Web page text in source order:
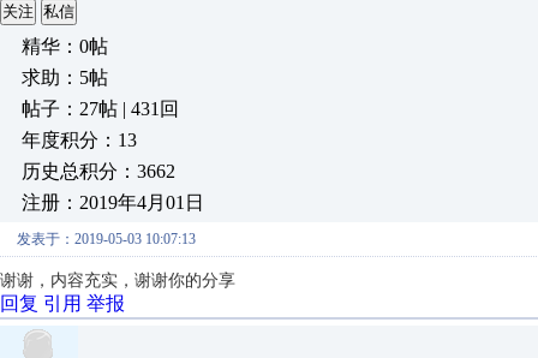
关注 私信
精华：0帖
求助：5帖
帖子：27帖 | 431回
年度积分：13
历史总积分：3662
注册：2019年4月01日
发表于：2019-05-03 10:07:13
谢谢，内容充实，谢谢你的分享
回复 引用 举报